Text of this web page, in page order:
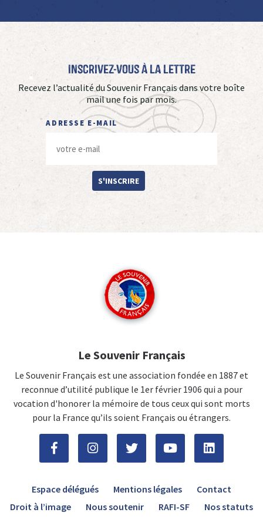
Inscrivez-vous à La Lettre
Recevez l’actualité du Souvenir Français dans votre boîte
mail une fois par mois.
ADRESSE E-MAIL
S'INSCRIRE
Le Souvenir Français
Le Souvenir Français est une association fondée en 1887 et
reconnue d’utilité publique le 1er février 1906 qui a pour
vocation d'honorer la mémoire de tous ceux qui sont morts
pour la France qu’ils soient Français ou étrangers.
Espace délégués Mentions légales
Contact
Droit à l’image
Nous soutenir RAFI-SF Nos statuts